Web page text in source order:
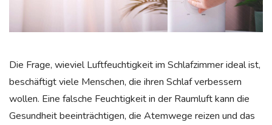
Die Frage, wieviel Luftfeuchtigkeit im Schlafzimmer ideal ist,
beschäftigt viele Menschen, die ihren Schlaf verbessern
wollen. Eine falsche Feuchtigkeit in der Raumluft kann die
Gesundheit beeinträchtigen, die Atemwege reizen und das